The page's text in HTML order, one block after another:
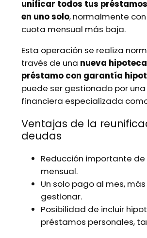
unificar todos tus
en uno solo, normalmente
cuota mensual más baja.
Esta operación se realiza
través de una nueva
préstamo con garantía
puede ser gestionado por
financiera especializada
Ventajas de la
deudas
Reducción importante
mensual.
Un solo pago al mes,
gestionar.
Posibilidad de incluir
préstamos personales,